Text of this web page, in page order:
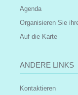
Agenda
Organisieren Sie
Auf die Karte
ANDERE LINKS
Kontaktieren